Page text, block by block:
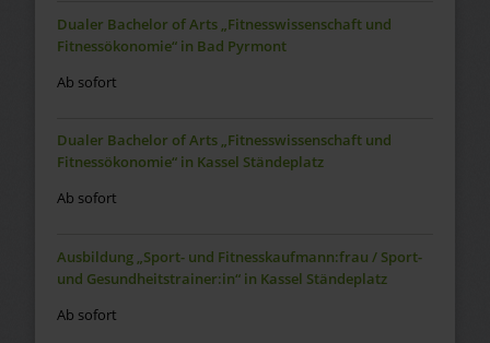
Dualer Bachelor of Arts „Fitnesswissenschaft und
Fitnessökonomie“ in Bad Pyrmont
Ab sofort
Dualer Bachelor of Arts „Fitnesswissenschaft und
Fitnessökonomie“ in Kassel Ständeplatz
Ab sofort
Ausbildung „Sport- und Fitnesskaufmann:frau / Sport-
und Gesundheitstrainer:in“ in Kassel Ständeplatz
Ab sofort